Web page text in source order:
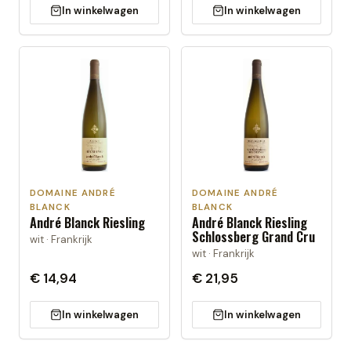
In winkelwagen In winkelwagen
DOMAINE ANDRÉ
BLANCK
André Blanck Riesling
wit · Frankrijk
€ 14,94
In winkelwagen
DOMAINE ANDRÉ
BLANCK
André Blanck Riesling
Schlossberg Grand Cru
wit · Frankrijk
€ 21,95
In winkelwagen